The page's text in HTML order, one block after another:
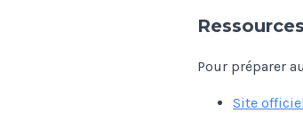
Pour préparer
Site